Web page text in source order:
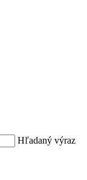
Hľadaný výraz